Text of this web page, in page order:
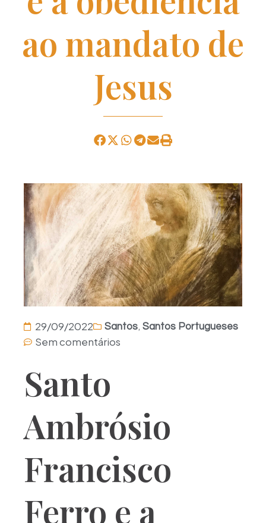
ao mandato de
Jesus
29/09/2022 Santos, Santos Portugueses
Sem comentários
Santo
Ambrósio
Francisco
Ferro e a